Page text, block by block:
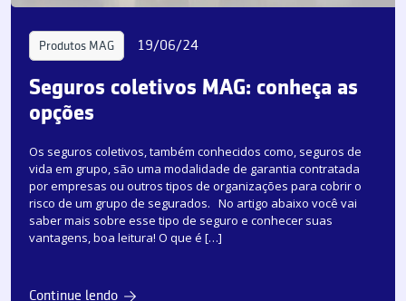
Produtos MAG 19/06/24
Seguros coletivos MAG: conheça as
opções
Os seguros coletivos, também conhecidos como, seguros de
vida em grupo, são uma modalidade de garantia contratada
por empresas ou outros tipos de organizações para cobrir o
risco de um grupo de segurados. No artigo abaixo você vai
saber mais sobre esse tipo de seguro e conhecer suas
vantagens, boa leitura! O que é […]
Continue lendo